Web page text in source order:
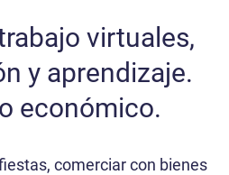
virtuales,
y aprendizaje.
económico.
comerciar con bienes